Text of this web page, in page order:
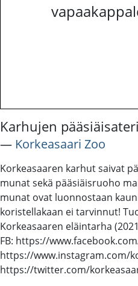
Karhujen
― Korkeasaari Zoo
Korkeasaaren karhut saivat
munat sekä pääsiäisruoho
munat ovat luonnostaan
koristellakaan ei tarvinnut!
Korkeasaaren eläintarha
FB: https://
https://www.instagram.com/
https://twitter.com/